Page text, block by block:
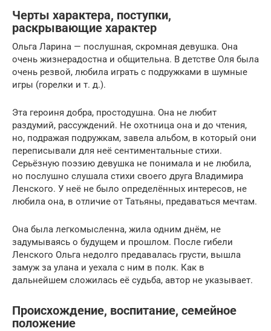
Черты характера, поступки,
раскрывающие характер
Ольга Ларина — послушная, скромная девушка. Она
очень жизнерадостна и общительна. В детстве Оля была
очень резвой, любила играть с подружками в шумные
игры (горелки и т. д.).
Эта героиня добра, простодушна. Она не любит
раздумий, рассуждений. Не охотница она и до чтения,
но, подражая подружкам, завела альбом, в который они
переписывали для неё сентиментальные стихи.
Серьёзную поэзию девушка не понимала и не любила,
но послушно слушала стихи своего друга Владимира
Ленского. У неё не было определённых интересов, не
любила она, в отличие от Татьяны, предаваться мечтам.
Она была легкомысленна, жила одним днём, не
задумываясь о будущем и прошлом. После гибели
Ленского Ольга недолго предавалась грусти, вышла
замуж за улана и уехала с ним в полк. Как в
дальнейшем сложилась её судьба, автор не указывает.
Происхождение, воспитание, семейное
положение